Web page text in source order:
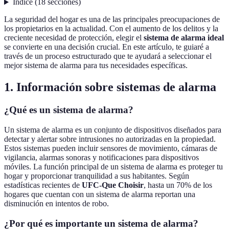
Índice(18 secciones)
La seguridad del hogar es una de las principales preocupaciones de
los propietarios en la actualidad. Con el aumento de los delitos y la
creciente necesidad de protección, elegir el sistema de alarma ideal
se convierte en una decisión crucial. En este artículo, te guiaré a
través de un proceso estructurado que te ayudará a seleccionar el
mejor sistema de alarma para tus necesidades específicas.
1. Información sobre sistemas de alarma
¿Qué es un sistema de alarma?
Un sistema de alarma es un conjunto de dispositivos diseñados para
detectar y alertar sobre intrusiones no autorizadas en la propiedad.
Estos sistemas pueden incluir sensores de movimiento, cámaras de
vigilancia, alarmas sonoras y notificaciones para dispositivos
móviles. La función principal de un sistema de alarma es proteger tu
hogar y proporcionar tranquilidad a sus habitantes. Según
estadísticas recientes de UFC-Que Choisir, hasta un 70% de los
hogares que cuentan con un sistema de alarma reportan una
disminución en intentos de robo.
¿Por qué es importante un sistema de alarma?